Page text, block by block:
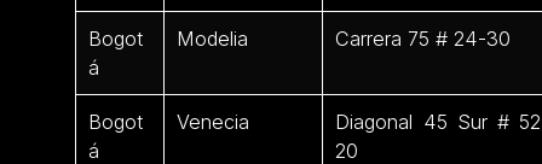
Bogot
á
Modelia Carrera 75 # 24-30
Bogot
á
Venecia
Diagonal 45 Sur #
20